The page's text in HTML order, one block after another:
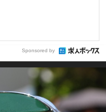
Sponsored by